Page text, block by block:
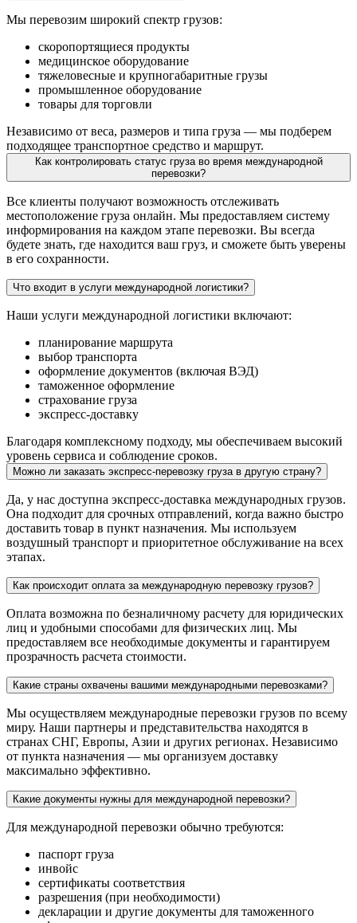
Мы перевозим широкий спектр грузов:
скоропортящиеся продукты
медицинское оборудование
тяжеловесные и крупногабаритные грузы
промышленное оборудование
товары для торговли
Независимо от веса, размеров и типа груза — мы подберем
подходящее транспортное средство и маршрут.
Как контролировать статус груза во время международной
перевозки?
Все клиенты получают возможность отслеживать
местоположение груза онлайн. Мы предоставляем систему
информирования на каждом этапе перевозки. Вы всегда
будете знать, где находится ваш груз, и сможете быть уверены
в его сохранности.
Что входит в услуги международной логистики?
Наши услуги международной логистики включают:
планирование маршрута
выбор транспорта
оформление документов (включая ВЭД)
таможенное оформление
страхование груза
экспресс-доставку
Благодаря комплексному подходу, мы обеспечиваем высокий
уровень сервиса и соблюдение сроков.
Можно ли заказать экспресс-перевозку груза в другую страну?
Да, у нас доступна экспресс-доставка международных грузов.
Она подходит для срочных отправлений, когда важно быстро
доставить товар в пункт назначения. Мы используем
воздушный транспорт и приоритетное обслуживание на всех
этапах.
Как происходит оплата за международную перевозку грузов?
Оплата возможна по безналичному расчету для юридических
лиц и удобными способами для физических лиц. Мы
предоставляем все необходимые документы и гарантируем
прозрачность расчета стоимости.
Какие страны охвачены вашими международными перевозками?
Мы осуществляем международные перевозки грузов по всему
миру. Наши партнеры и представительства находятся в
странах СНГ, Европы, Азии и других регионах. Независимо
от пункта назначения — мы организуем доставку
максимально эффективно.
Какие документы нужны для международной перевозки?
Для международной перевозки обычно требуются:
паспорт груза
инвойс
сертификаты соответствия
разрешения (при необходимости)
декларации и другие документы для таможенного